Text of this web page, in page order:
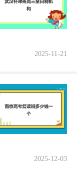
2025-11-21
2025-12-03